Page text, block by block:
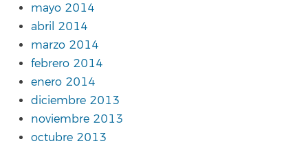
mayo 2014
abril 2014
marzo 2014
febrero 2014
enero 2014
diciembre 2013
noviembre 2013
octubre 2013